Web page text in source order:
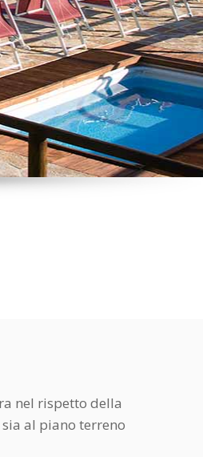
nel rispetto della
al piano terreno